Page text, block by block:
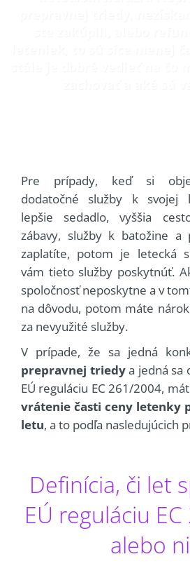
Pre prípady, keď si
dodatočné služby k svojej
lepšie sedadlo, vyššia
zábavy, služby k batožine a
zaplatíte, potom je letecká
vám tieto služby poskytnúť.
spoločnosť neposkytne a v
na dôvodu, potom máte
za nevyužité služby.
V prípade, že sa jedná
prepravnej triedya jedná sa
EÚ reguláciu EC 261/2004,
vrátenie časti ceny letenky
letu, a to podľa nasledujúcich
Definícia, či let
EÚ reguláciu
alebo